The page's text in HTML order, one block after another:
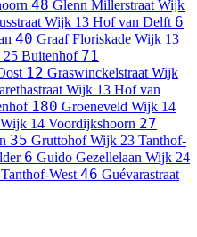
48 Glenn Millerstraat Wijk
Wijk 13 Hof van Delft 6
40 Graaf Floriskade Wijk 13
Buitenhof 71
12 Graswinckelstraat Wijk
Wijk 13 Hof van
180 Groeneveld Wijk 14
Wijk 14 Voordijkshoorn 27
35 Gruttohof Wijk 23 Tanthof-
6 Guido Gezellelaan Wijk 24
West 46 Guévarastraat